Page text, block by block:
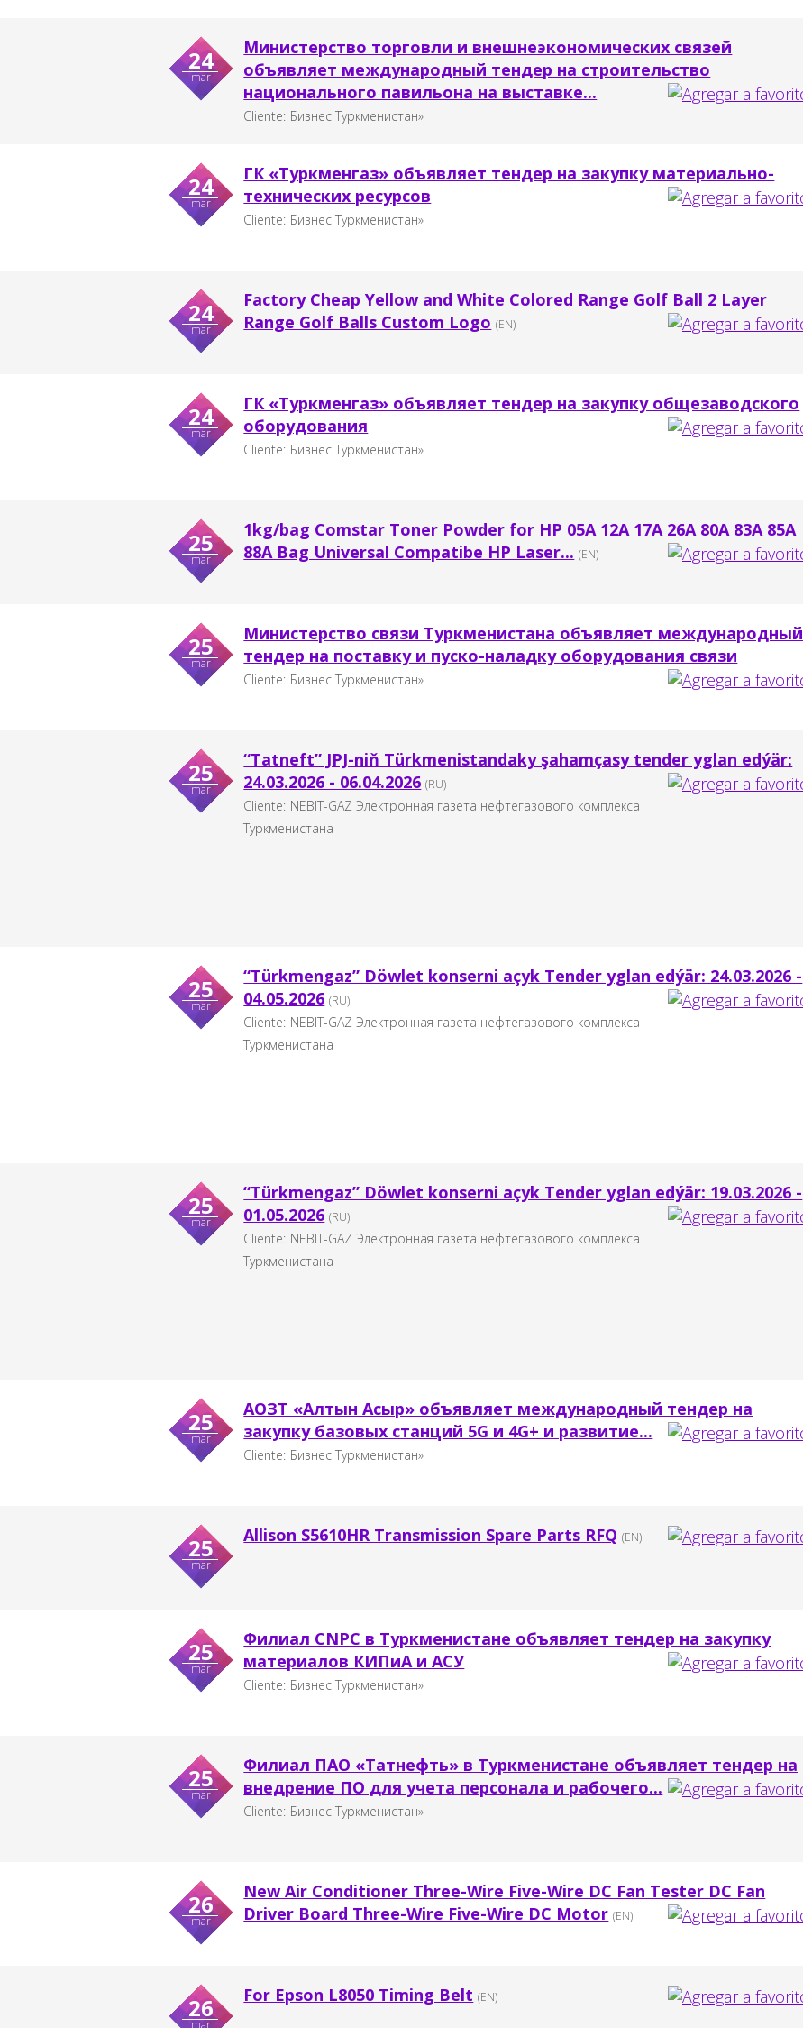
24
mar
Министерство торговли и внешнеэкономических связей
объявляет международный тендер на строительство
национального павильона на выставке...
Cliente: Бизнес Туркменистан»
24
mar
ГК «Туркменгаз» объявляет тендер на закупку материально-
технических ресурсов
Cliente: Бизнес Туркменистан»
24
mar
Factory Cheap Yellow and White Colored Range Golf Ball 2 Layer
Range Golf Balls Custom Logo (EN)
24
mar
ГК «Туркменгаз» объявляет тендер на закупку общезаводского
оборудования
Cliente: Бизнес Туркменистан»
25
mar
1kg/bag Comstar Toner Powder for HP 05A 12A 17A 26A 80A 83A 85A
88A Bag Universal Compatibe HP Laser... (EN)
25
mar
Министерство связи Туркменистана объявляет международный
тендер на поставку и пуско-наладку оборудования связи
Cliente: Бизнес Туркменистан»
25
mar
“Tatneft” JPJ-niň Türkmenistandaky şahamçasy tender yglan edýär:
24.03.2026 - 06.04.2026 (RU)
Cliente: NEBIT-GAZ Электронная газета нефтегазового комплекса
Туркменистана
25
mar
“Türkmengaz” Döwlet konserni açyk Tender yglan edýär: 24.03.2026 -
04.05.2026 (RU)
Cliente: NEBIT-GAZ Электронная газета нефтегазового комплекса
Туркменистана
25
mar
“Türkmengaz” Döwlet konserni açyk Tender yglan edýär: 19.03.2026 -
01.05.2026 (RU)
Cliente: NEBIT-GAZ Электронная газета нефтегазового комплекса
Туркменистана
25
mar
АОЗТ «Алтын Асыр» объявляет международный тендер на
закупку базовых станций 5G и 4G+ и развитие...
Cliente: Бизнес Туркменистан»
25
mar
Allison S5610HR Transmission Spare Parts RFQ (EN)
25
mar
Филиал CNPC в Туркменистане объявляет тендер на закупку
материалов КИПиА и АСУ
Cliente: Бизнес Туркменистан»
25
mar
Филиал ПАО «Татнефть» в Туркменистане объявляет тендер на
внедрение ПО для учета персонала и рабочего...
Cliente: Бизнес Туркменистан»
26
mar
New Air Conditioner Three-Wire Five-Wire DC Fan Tester DC Fan
Driver Board Three-Wire Five-Wire DC Motor (EN)
26
mar
For Epson L8050 Timing Belt (EN)